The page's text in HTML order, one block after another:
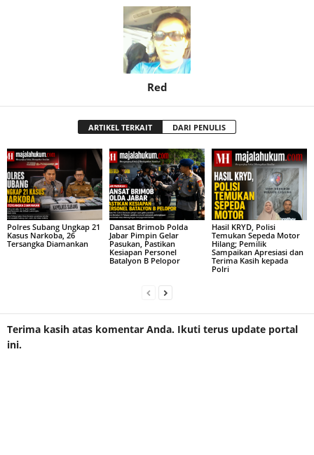
Red
ARTIKEL TERKAIT DARI PENULIS
Polres Subang Ungkap 21
Kasus Narkoba, 26
Tersangka Diamankan
Dansat Brimob Polda
Jabar Pimpin Gelar
Pasukan, Pastikan
Kesiapan Personel
Batalyon B Pelopor
Hasil KRYD, Polisi
Temukan Sepeda Motor
Hilang; Pemilik
Sampaikan Apresiasi dan
Terima Kasih kepada
Polri
Terima kasih atas komentar Anda. Ikuti terus update portal
ini.